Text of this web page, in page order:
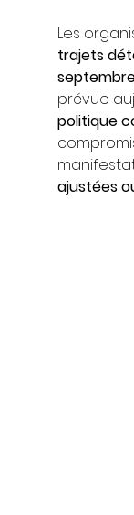
Les
trajets
prévue
politique
ajustées